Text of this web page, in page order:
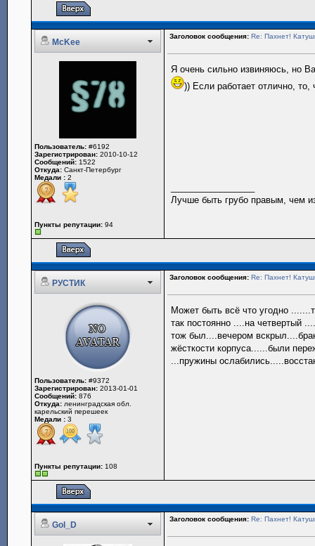
McKee
Заголовок сообщения: Re: Пахнет!
Пользователь: #6192
Зарегистрирован: 2010-10-12
Сообщений: 1522
Откуда: Санкт-Петербург
Медали : 2
Пункты репутации: 94
Я очень сильно извиняюсь, но
)) Если работает отлично,
Лучше быть грубо правым, чем
РУСТИК
Заголовок сообщения: Re: Пахнет!
Пользователь: #9372
Зарегистрирован: 2013-01-01
Сообщений: 876
Откуда: ленинградская обл.
карельский перешеек
Медали : 3
Пункты репутации: 108
Может быть всё что угодно
так постоянно ....на четвертый
тож был....вечером
жёсткости корпуса......были
...пружины
Gol_D
Заголовок сообщения: Re: Пахнет!